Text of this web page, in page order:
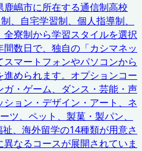
嶋市に所在する通信制高校
、自宅学習制、個人指導制、
寮制から学習スタイルを選択
数日で、独自の「カシマネッ
スマートフォンやパソコンから
められます。オプションコー
・ゲーム、ダンス・芸能・声
ョン・デザイン・アート、ネ
ツ、ペット、製菓・製パン、
、海外留学の14種類が用意さ
なるコースが展開されていま